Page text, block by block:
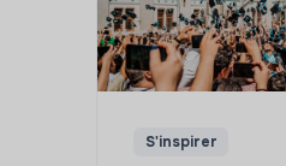
S'inspirer